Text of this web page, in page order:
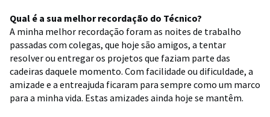
Qual é a sua melhor recordação do Técnico?
A minha melhor recordação foram as noites de trabalho
passadas com colegas, que hoje são amigos, a tentar
resolver ou entregar os projetos que faziam parte das
cadeiras daquele momento. Com facilidade ou dificuldade, a
amizade e a entreajuda ficaram para sempre como um marco
para a minha vida. Estas amizades ainda hoje se mantêm.